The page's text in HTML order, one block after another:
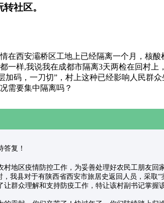
社区。
西安灞桥区工地上已经隔离一个月，核
一样,我说我在成都市隔离3天两检在回村
码，一刀切”，村上这种已经影响人民群
需要集中隔离吗？
答复！
地区疫情防控工作，为妥善处理好农民工朋友
我县对于有陕西省西安市旅居史返回人员，采
群众理解和支持防疫工作，特让该村副书记掌